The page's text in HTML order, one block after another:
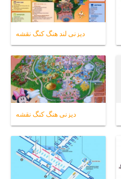
دیزنی لند هنگ کنگ نقشه
دیزنی هنگ کنگ نقشه